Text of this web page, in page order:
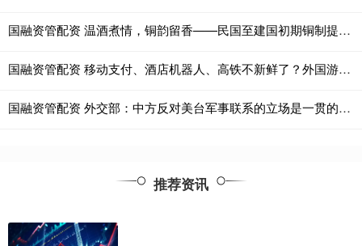
国融资管配资 温酒煮情，铜韵留香——民国至建国初期铜制提梁温酒壶考述
国融资管配资 移动支付、酒店机器人、高铁不新鲜了？外国游客来沪爱上看牙验光、中医理疗！
国融资管配资 外交部：中方反对美台军事联系的立场是一贯的明确的
推荐资讯